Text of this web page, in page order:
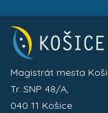
Magistrát mesta
Tr. SNP 48/A,
040 11 Košice